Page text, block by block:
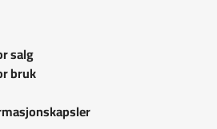
salg
bruk